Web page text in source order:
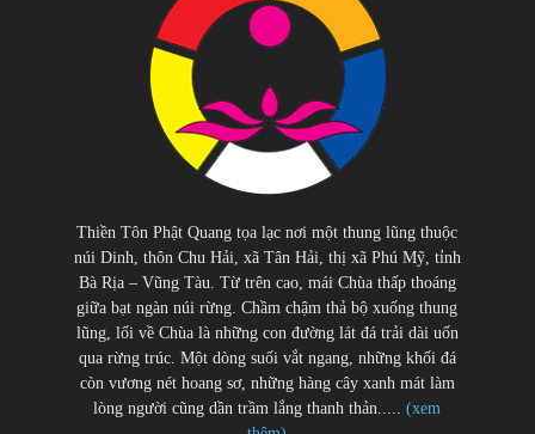
Thiền Tôn Phật Quang tọa lạc nơi một thung lũng thuộc
núi Dinh, thôn Chu Hải, xã Tân Hải, thị xã Phú Mỹ, tỉnh
Bà Rịa – Vũng Tàu. Từ trên cao, mái Chùa thấp thoáng
giữa bạt ngàn núi rừng. Chầm chậm thả bộ xuống thung
lũng, lối về Chùa là những con đường lát đá trải dài uốn
qua rừng trúc. Một dòng suối vắt ngang, những khối đá
còn vương nét hoang sơ, những hàng cây xanh mát làm
lòng người cũng dần trầm lắng thanh thản.....(xem